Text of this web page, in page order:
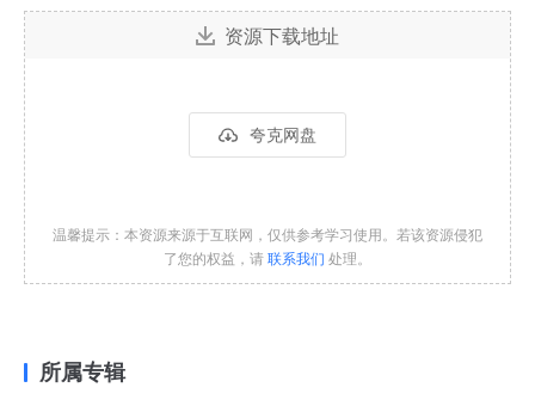
资源下载地址
夸克网盘
温馨提示：本资源来源于互联网，仅供参考学习使用。若该资源侵犯
了您的权益，请 联系我们 处理。
所属专辑